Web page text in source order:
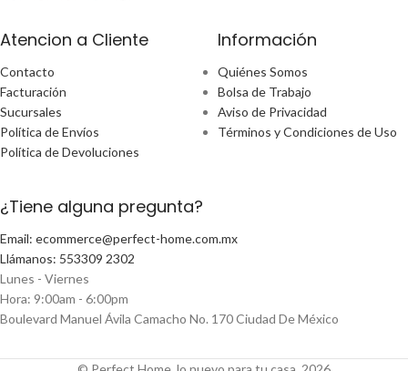
Atencion a Cliente
Contacto
Facturación
Sucursales
Política de Envíos
Política de Devoluciones
Información
Quiénes Somos
Bolsa de Trabajo
Aviso de Privacidad
Términos y Condiciones de Uso
¿Tiene alguna pregunta?
Email: ecommerce@perfect-home.com.mx
Llámanos: 553309 2302
Lunes - Viernes
Hora: 9:00am - 6:00pm
Boulevard Manuel Ávila Camacho No. 170 Ciudad De México